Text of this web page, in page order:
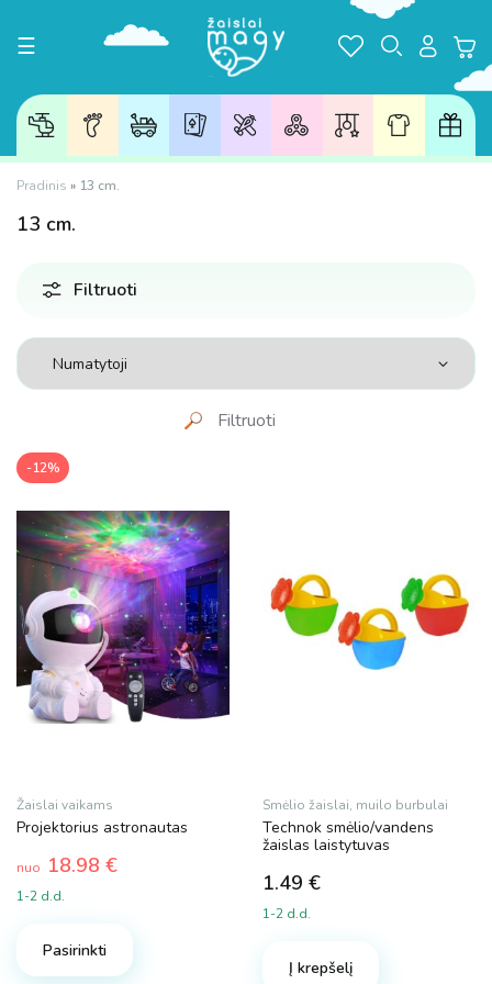
Toggle navigation
☰
Pradinis » 13 cm.
13 cm.
Filtruoti
Filtruoti
Kaina
26 €
1 7 20 26
Dydis
S
Spalva
Cooler Stuff
-12%
Žaislai vaikams
Projektorius astronautas
nuo 18.98 €
1-2 d.d.
Pasirinkti
Smėlio žaislai, muilo burbulai
Technok smėlio/vandens
žaislas laistytuvas
1.49 €
1-2 d.d.
Į krepšelį